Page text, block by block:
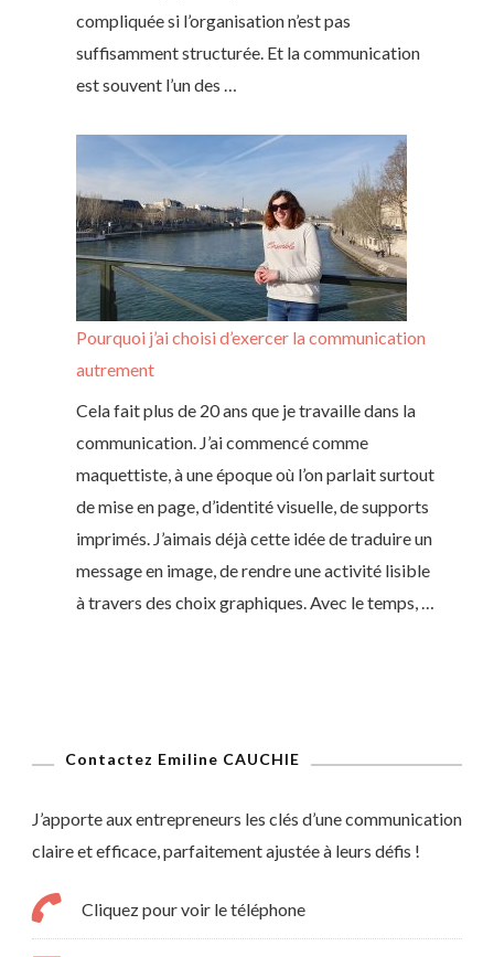
compliquée si l’organisation n’est pas
suffisamment structurée. Et la communication
est souvent l’un des …
Pourquoi j’ai choisi d’exercer la communication
autrement
Cela fait plus de 20 ans que je travaille dans la
communication. J’ai commencé comme
maquettiste, à une époque où l’on parlait surtout
de mise en page, d’identité visuelle, de supports
imprimés. J’aimais déjà cette idée de traduire un
message en image, de rendre une activité lisible
à travers des choix graphiques. Avec le temps, …
Contactez Emiline CAUCHIE
J’apporte aux entrepreneurs les clés d’une communication
claire et efficace, parfaitement ajustée à leurs défis !
Cliquez pour voir le téléphone